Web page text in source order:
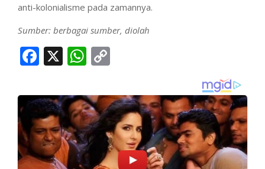
anti-kolonialisme pada zamannya.
Sumber: berbagai sumber, diolah
Facebook
X WhatsApp